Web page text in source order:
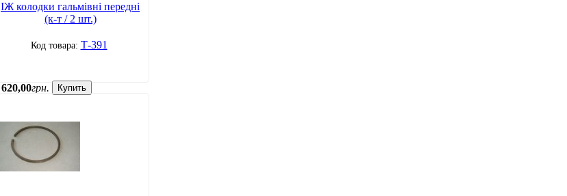
ІЖ колодки гальмівні передні
(к-т / 2 шт.)
Т-391
620,00грн. Купить